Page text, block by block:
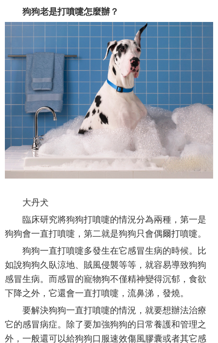
狗狗老是打噴嚏怎麼辦？
大丹犬
臨床研究將狗狗打噴嚏的情況分為兩種，第一是
狗狗會一直打噴嚏，第二就是狗狗只會偶爾打噴嚏。
狗狗一直打噴嚏多發生在它感冒生病的時候。比
如說狗狗久臥涼地、賊風侵襲等等，就容易導致狗狗
感冒生病。而感冒的寵物狗不僅精神變得沉郁，食欲
下降之外，它還會一直打噴嚏，流鼻涕，發燒。
要解決狗狗一直打噴嚏的情況，就要想辦法治療
它的感冒病症。除了要加強狗狗的日常養護和管理之
外，一般還可以給狗狗口服速效傷風膠囊或者其它感